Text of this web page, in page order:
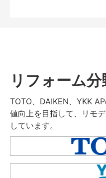
リフォーム
TOTO、DAIKEN、YKK
値向上を目指して、リモ
しています。